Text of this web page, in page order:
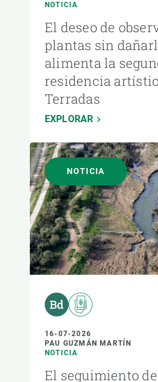
NOTICIA
El deseo de
plantas sin
alimenta la
residencia
Terradas
EXPLORAR
NOTICIA
16-07-2026
PAU GUZMÁN MARTÍN
NOTICIA
El seguimiento de